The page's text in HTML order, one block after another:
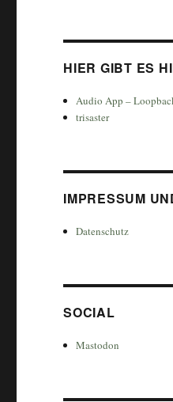
HIER GIBT ES
Audio App –
trisaster
IMPRESSUM
Datenschutz
SOCIAL
Mastodon